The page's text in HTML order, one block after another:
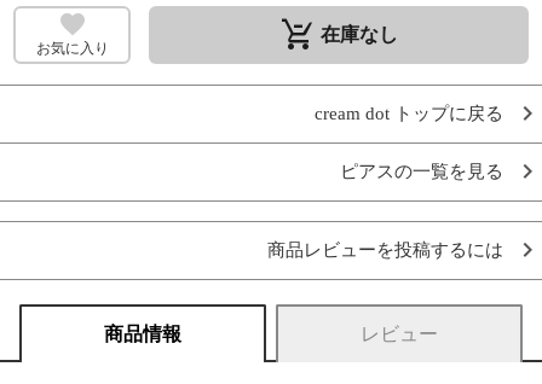
お気に入り remove_shopping_cart 在庫なし
cream dot トップに戻る
ピアスの一覧を見る
商品レビューを投稿するには
商品情報 レビュー